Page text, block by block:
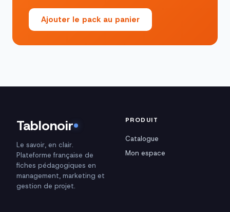
Ajouter le pack au panier
Tablonoir
Le savoir, en clair.
Plateforme française de
fiches pédagogiques en
management, marketing et
gestion de projet.
PRODUIT
Catalogue
Mon espace